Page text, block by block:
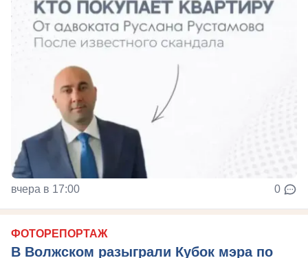
вчера в 17:00 0
ФОТОРЕПОРТАЖ
В Волжском разыграли Кубок мэра по